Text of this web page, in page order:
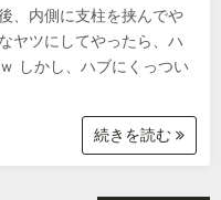
、内側に支柱を挟んでや
ヤツにしてやったら、ハ
しかし、ハブにくっつい
続きを読む